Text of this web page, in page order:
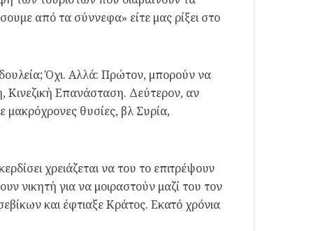
από τα σύννεφα» είτε μας ρίξει στο
Όχι. Αλλά: Πρώτον, μπορούν να
Κινεζική Επανάσταση. Δεύτερον, αν
μακρόχρονες θυσίες, βλ Συρία,
χρειάζεται να του το επιτρέψουν
νικητή για να μοιραστούν μαζί του τον
και έφτιαξε Κράτος. Εκατό χρόνια